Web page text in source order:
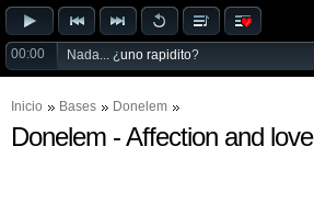
00:00 Nada... ¿uno rapidito?
Inicio Bases Donelem
Donelem - Affection and love